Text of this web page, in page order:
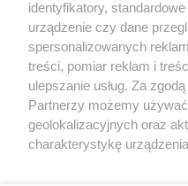
identyfikatory,
urządzenie czy dane
spersonalizowanych
treści, pomiar reklam i
ulepszanie usług. Za
Partnerzy możemy
geolokalizacyjnych oraz
charakterystykę